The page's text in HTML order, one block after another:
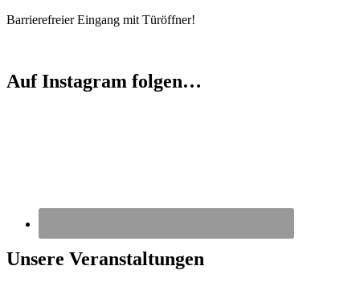
Barrierefreier Eingang mit Türöffner!
Auf Instagram folgen…
Unsere Veranstaltungen